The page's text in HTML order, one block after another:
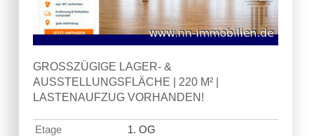
GROSSZÜGIGE LAGER- & A
USSTELLUNGSFLÄCHE | 220 M² | L
ASTENAUFZUG VORHANDEN!
Etage
1. OG